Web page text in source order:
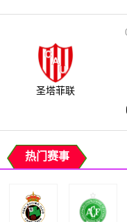
圣塔菲联
热门赛事